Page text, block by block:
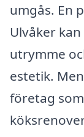
umgås. En
Ulvåker
utrymme
estetik.
företag